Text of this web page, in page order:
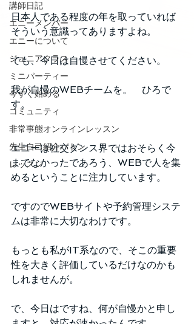
講師日記
エニーメンバー
エニーについて
ジュニアクラス
ミニパーティー
今すぐ始める
コミュニティ
非常事態オンラインレッスン
先生自己紹介バトン
レッスン
日本人である程度の年を取っていれば
そういう意識ってありますよね。
でも、今日は自慢させてください。
我が自慢のWEBチームを。　ひろで
す。
エニーは社交ダンス界ではおそらく今
までなかったであろう、WEBで人を集
めるということに注力しています。
ですのでWEBサイトや予約管理システ
ムは非常に大切なわけです。
もっとも私がIT系なので、そこの重要
性を大きく評価しているだけなのかも
しれませんが。
で、今日はですね、何が自慢かと申し